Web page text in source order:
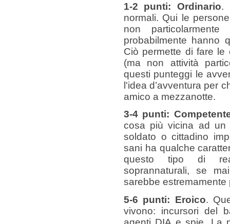
1-2 punti: Ordinario.
normali. Qui le
non
probabilmente hanno
Ciò permette di fare le
(ma non attività
questi punteggi le
l'idea d’avventura per
amico a mezzanotte.
3-4 punti:
cosa più vicina ad un
soldato o cittadino
sani ha qualche
questo tipo di
soprannaturali, se
sarebbe estremamente
5-6 punti: Eroico.
vivono: incursori del